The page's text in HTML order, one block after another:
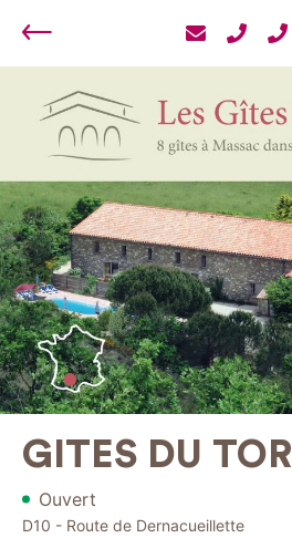
Retour
GITES DU
Ouvert
D10 - Route de Dernacueillette